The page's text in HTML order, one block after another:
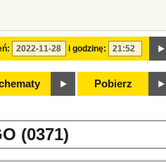
i godzinę:
Pobierz
(0371)